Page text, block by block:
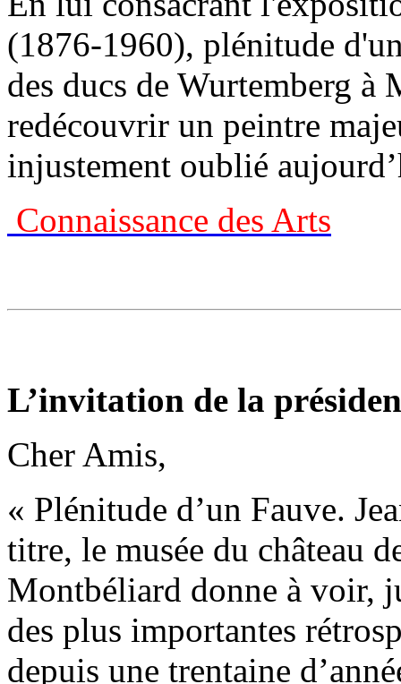
(1876-1960), plénitude
des ducs de Wurtemberg
redécouvrir un peintre
injustement oublié
Connaissance des Arts
L’invitation de la
Cher Amis,
« Plénitude d’un Fauve.
titre, le musée du château
Montbéliard donne à voir,
des plus importantes
depuis une trentaine